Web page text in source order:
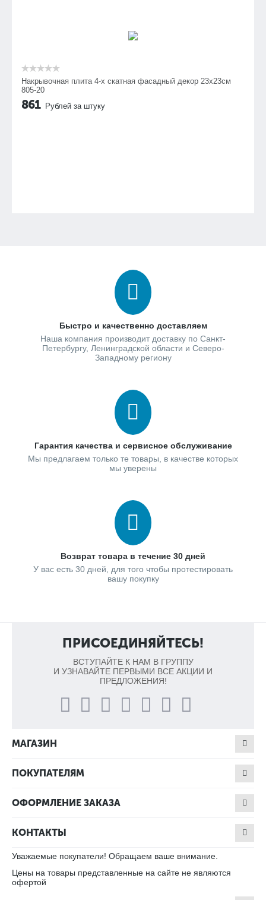
Накрывочная плита 4-х скатная фасадный декор 23х23см
805-20
861 Рублей за штуку
Быстро и качественно доставляем
Наша компания производит доставку по Санкт-
Петербургу, Ленинградской области и Северо-
Западному региону
Гарантия качества и сервисное обслуживание
Мы предлагаем только те товары, в качестве которых
мы уверены
Возврат товара в течение 30 дней
У вас есть 30 дней, для того чтобы протестировать
вашу покупку
ПРИСОЕДИНЯЙТЕСЬ!
ВСТУПАЙТЕ К НАМ В ГРУППУ
И УЗНАВАЙТЕ ПЕРВЫМИ ВСЕ АКЦИИ И
ПРЕДЛОЖЕНИЯ!
МАГАЗИН
ПОКУПАТЕЛЯМ
ОФОРМЛЕНИЕ ЗАКАЗА
КОНТАКТЫ
Уважаемые покупатели! Обращаем ваше внимание.
Цены на товары представленные на сайте не являются
офертой